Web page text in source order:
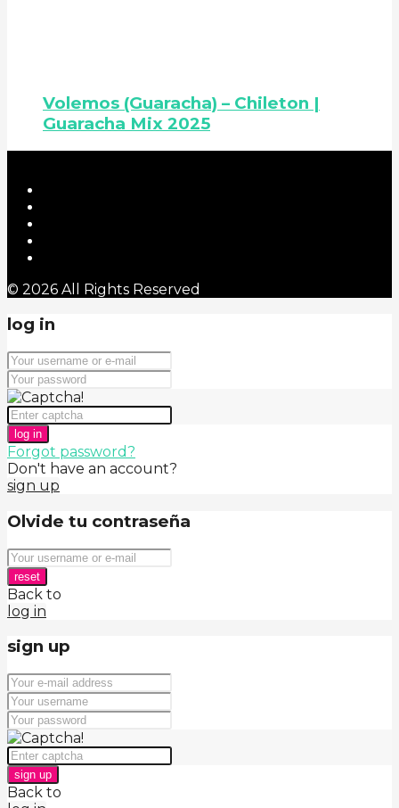
Volemos (Guaracha) – Chileton |
Guaracha Mix 2025
© 2026 All Rights Reserved
log in
log in
Forgot password?
Don't have an account?
sign up
Olvide tu contraseña
reset
Back to
log in
sign up
sign up
Back to